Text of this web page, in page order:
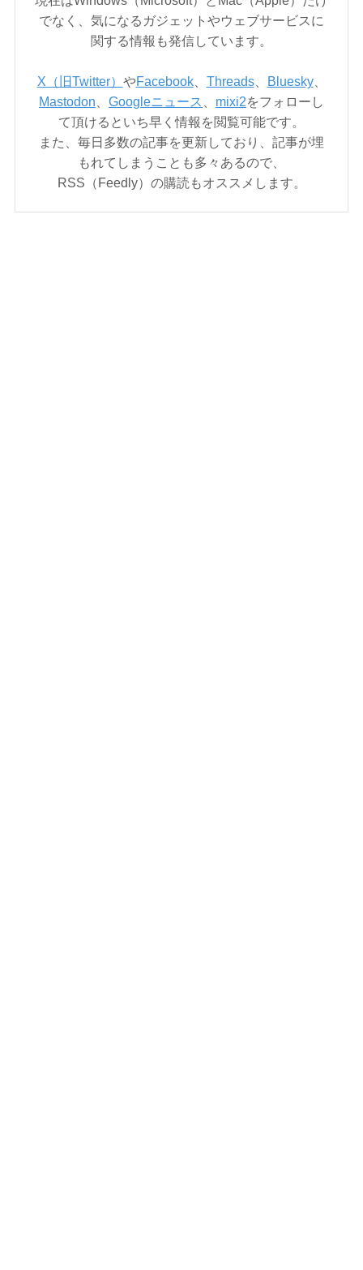
でなく、気になるガジェットやウェブサービスに
関する情報も発信しています。
X（旧Twitter） やFacebook、 Threads、 Bluesky、
Mastodon
Googleニュース mixi2をフォローし
て頂けるといち早く情報を閲覧可能です。
また、毎日多数の記事を更新しており、記事が埋
もれてしまうことも多々あるので、
RSS（Feedly）の購読もオススメします。